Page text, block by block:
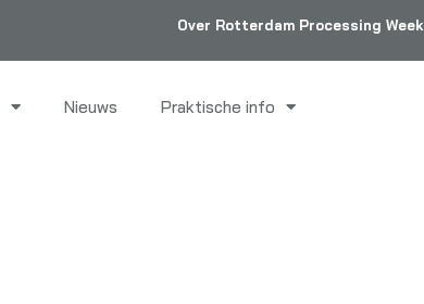
Over Rotterdam Processing Week
Nieuws Praktische info